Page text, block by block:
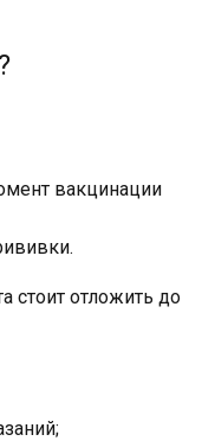
вакцинации
стоит отложить до